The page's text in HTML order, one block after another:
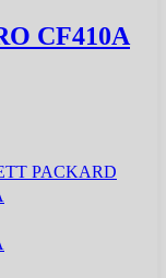
CF410A
PACKARD